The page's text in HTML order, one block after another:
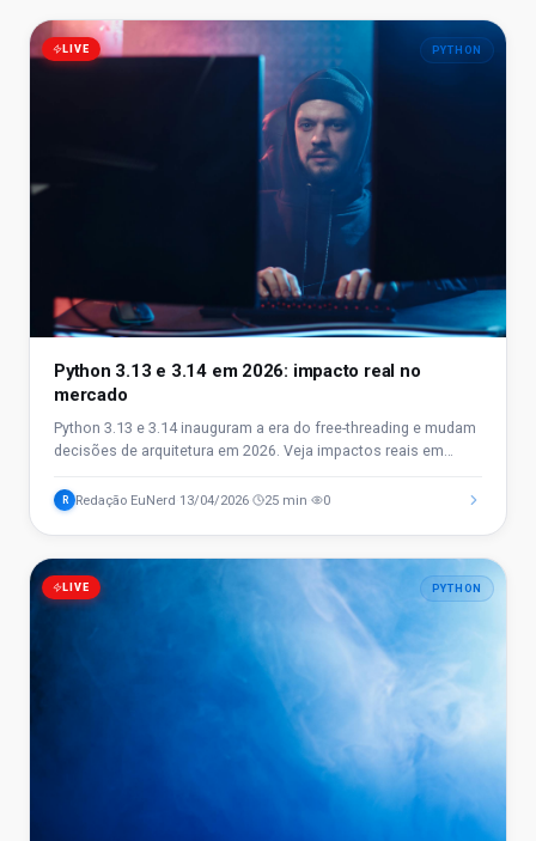
LIVE PYTHON
Python 3.13 e 3.14 em 2026: impacto real no
mercado
Python 3.13 e 3.14 inauguram a era do free-threading e mudam
decisões de arquitetura em 2026. Veja impactos reais em
R Redação EuNerd 13/04/2026 25 min 0
LIVE PYTHON